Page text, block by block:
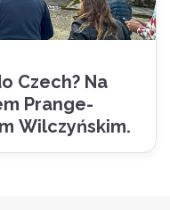
Czech? Na
Prange-
Wilczyńskim.